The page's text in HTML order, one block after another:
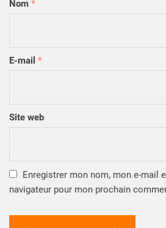
Nom *
E-mail *
Site web
Enregistrer mon nom, mon e-mail
navigateur pour mon prochain